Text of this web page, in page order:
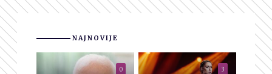
NAJNOVIJE
0 3